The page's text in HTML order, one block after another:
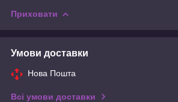
Приховати
Умови доставки
Нова Пошта
Всі умови доставки